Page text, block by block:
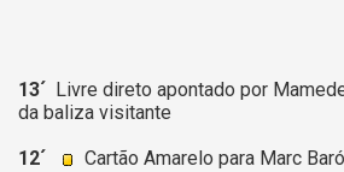
13´
Livre direto apontado por
da baliza visitante
12´
Cartão Amarelo para Marc